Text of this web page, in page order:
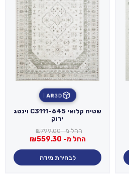
3D
AR
שטיח קלואי C3111-645 וינטג
ירוק
החל מ- ₪799.00
החל מ- ₪559.30
לבחירת מידה